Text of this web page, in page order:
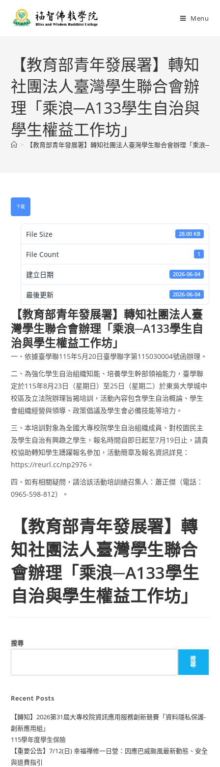
Menu
【教育部青年發展署】轉知
社團法人臺灣學生聯合會辦
理「乘浪─A133學生自治與
學生權益工作坊」
> 【教育部青年發展署】轉知社團法人臺灣學生聯合會辦理「乘浪
下載
File Size 28.00 KB
File Count 1
建立日期 2026-06-04
最後更新 2026-06-04
【教育部青年發展署】轉知社團法人臺
灣學生聯合會辦理「乘浪─A133學生自
治與學生權益工作坊」
一、依據臺學聯115年5月20日臺學聯字第115030004號函辦理。
二、為強化學生自治組織知能、培養學生幹部領袖能力，臺學聯
定於115年8月23日（星期日）至25日（星期二）於東吳大學城中
校區及立法院辦理旨揭培訓，活動內容包含學生自治概論、學生
會組織經營與領導、政策倡議及學生會必備技能等培力。
三、本培訓對象為全國大專校院學生自治組織成員、對校園民主
及學生自治有興趣之學生，報名時間自即日起至7月19日止，請貴
校協助轉知學生踴躍報名參加，活動簡章及報名資訊詳見：
https://reurl.cc/np2976。
四、如有相關疑問，請洽該活動培訓總召集人：蕭正傑（電話：
0965-598-812）。
【教育部青年發展署】轉
知社團法人臺灣學生聯合
會辦理「乘浪─A133學生
自治與學生權益工作坊」
搜尋
搜
尋
Recent Posts
【轉知】2026第31屆大專校院資訊應用服務創新競賽「資料隱私保護-
創新應用組」
115學年度學生保險
【重要公告】7/12(日) 幸福禪修一日營：因應巴威颱風最新動態、安全
與退費指引